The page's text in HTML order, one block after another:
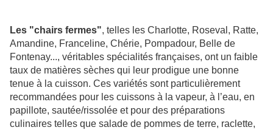
Les "chairs fermes", telles les Charlotte, Roseval, Ratte,
Amandine, Franceline, Chérie, Pompadour, Belle de
Fontenay..., véritables spécialités françaises, ont un faible
taux de matières sèches qui leur prodigue une bonne
tenue à la cuisson. Ces variétés sont particulièrement
recommandées pour les cuissons à la vapeur, à l’eau, en
papillote, sautée/rissolée et pour des préparations
culinaires telles que salade de pommes de terre, raclette,